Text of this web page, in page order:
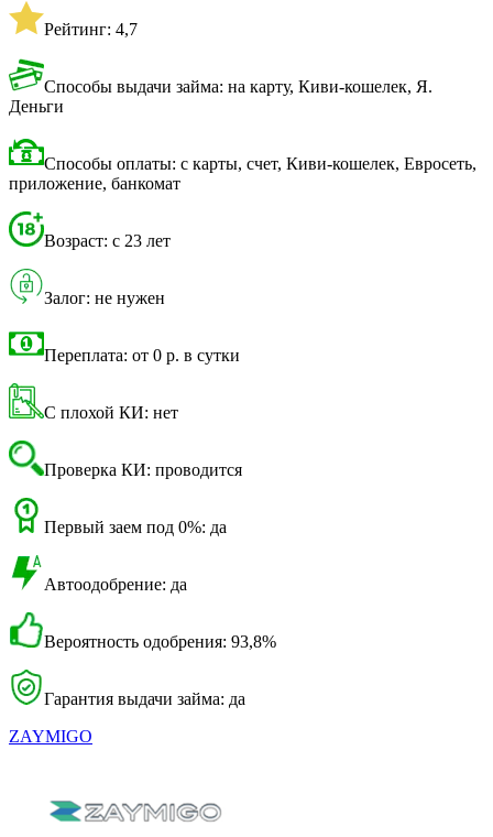
Рейтинг: 4,7
Способы выдачи займа: на карту, Киви-кошелек, Я.
Деньги
Способы оплаты: с карты, счет, Киви-кошелек, Евросеть,
приложение, банкомат
Возраст: с 23 лет
Залог: не нужен
Переплата: от 0 р. в сутки
С плохой КИ: нет
Проверка КИ: проводится
Первый заем под 0%: да
Автоодобрение: да
Вероятность одобрения: 93,8%
Гарантия выдачи займа: да
ZAYMIGO